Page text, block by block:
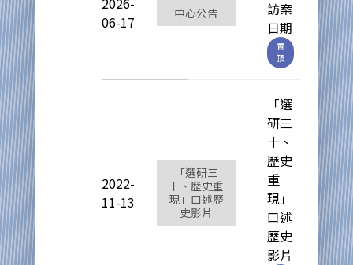
06-17
中心公告
訪案
日期
置
頂
2022-
11-13
「選研三
十、歷史重
現」口述歷
史影片
「選
研三
十、
歷史
重
現」
口述
歷史
影片